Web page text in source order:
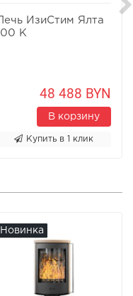
Печь ИзиСтим Ялта
100 К
48 488 BYN
В корзину
Купить в 1 клик
Новинка